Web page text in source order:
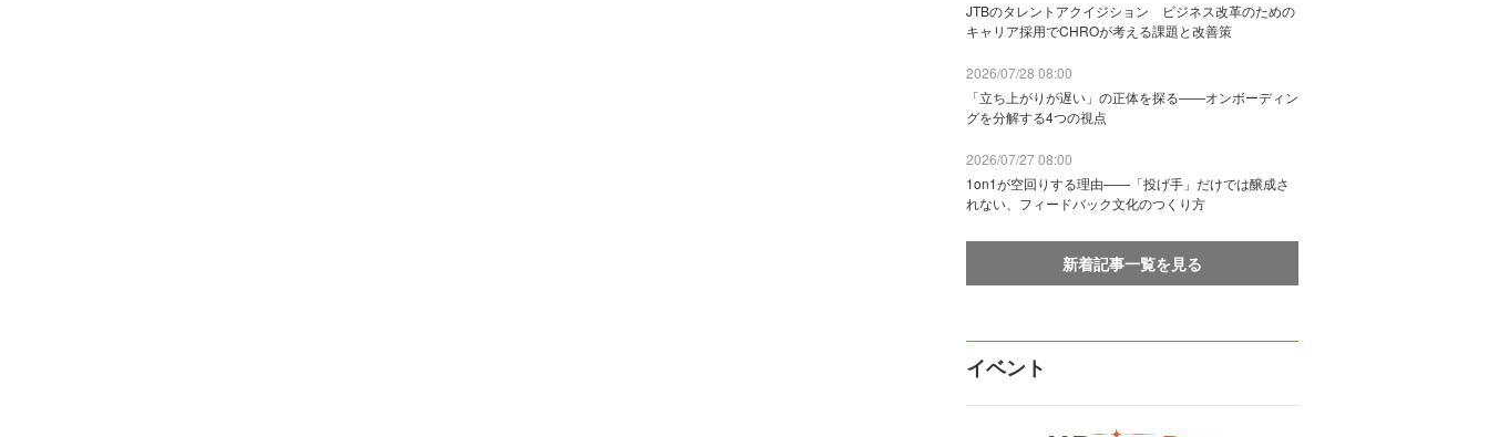
JTBのタレントアクイジション ビジネス改革のための
キャリア採用でCHROが考える課題と改善策
2026/07/28 08:00
「立ち上がりが遅い」の正体を探る——オンボーディン
グを分解する4つの視点
2026/07/27 08:00
1on1が空回りする理由——「投げ手」だけでは醸成さ
れない、フィードバック文化のつくり方
新着記事一覧を見る
イベント